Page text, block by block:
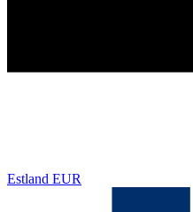
Estland EUR